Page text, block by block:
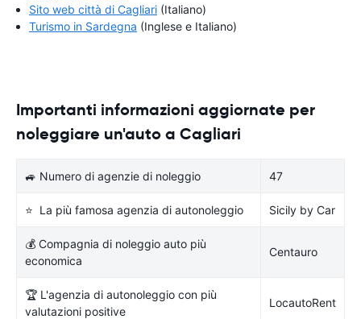
Sito web città di Cagliari (Italiano)
Turismo in Sardegna (Inglese e Italiano)
Importanti informazioni aggiornate per
noleggiare un'auto a Cagliari
🚙 Numero di agenzie di noleggio 47
⭐ La più famosa agenzia di autonoleggio Sicily by Car
💰 Compagnia di noleggio auto più
economica
Centauro
🏆 L'agenzia di autonoleggio con più
valutazioni positive
LocautoRent